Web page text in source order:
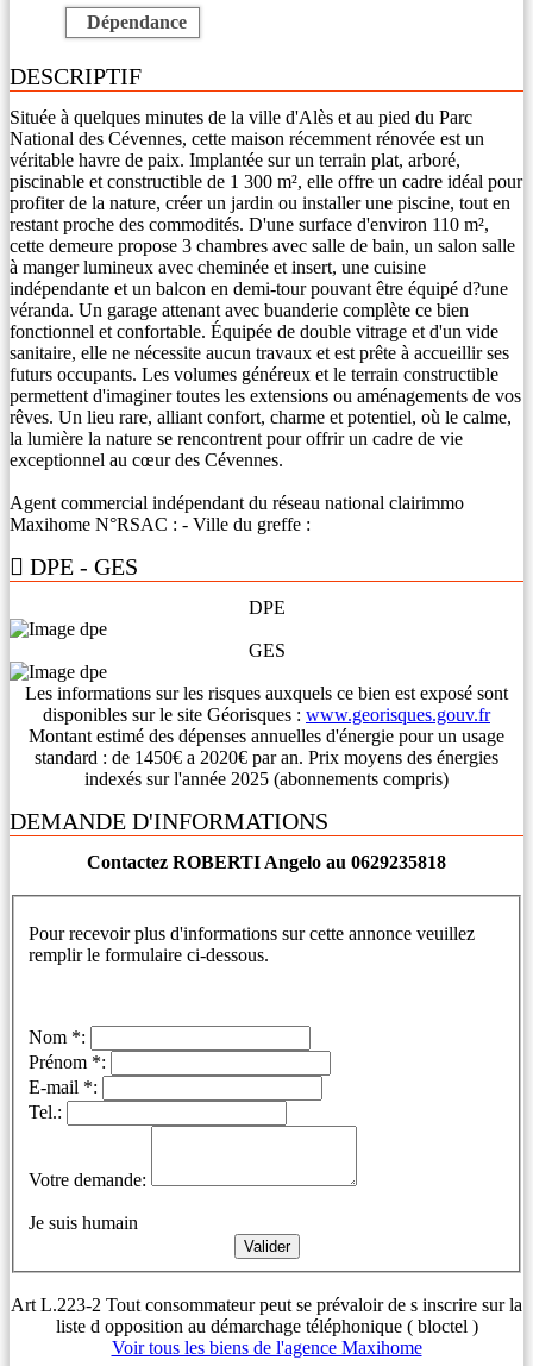
Dépendance
DESCRIPTIF
Située à quelques minutes de la ville d'Alès et au pied du Parc
National des Cévennes, cette maison récemment rénovée est un
véritable havre de paix. Implantée sur un terrain plat, arboré,
piscinable et constructible de 1 300 m², elle offre un cadre idéal pour
profiter de la nature, créer un jardin ou installer une piscine, tout en
restant proche des commodités. D'une surface d'environ 110 m²,
cette demeure propose 3 chambres avec salle de bain, un salon salle
à manger lumineux avec cheminée et insert, une cuisine
indépendante et un balcon en demi-tour pouvant être équipé d?une
véranda. Un garage attenant avec buanderie complète ce bien
fonctionnel et confortable. Équipée de double vitrage et d'un vide
sanitaire, elle ne nécessite aucun travaux et est prête à accueillir ses
futurs occupants. Les volumes généreux et le terrain constructible
permettent d'imaginer toutes les extensions ou aménagements de vos
rêves. Un lieu rare, alliant confort, charme et potentiel, où le calme,
la lumière la nature se rencontrent pour offrir un cadre de vie
exceptionnel au cœur des Cévennes.
Agent commercial indépendant du réseau national clairimmo
Maxihome N°RSAC : - Ville du greffe :
DPE - GES
DPE
GES
Les informations sur les risques auxquels ce bien est exposé sont
disponibles sur le site Géorisques : www.georisques.gouv.fr
Montant estimé des dépenses annuelles d'énergie pour un usage
standard : de 1450€ a 2020€ par an. Prix moyens des énergies
indexés sur l'année 2025 (abonnements compris)
DEMANDE D'INFORMATIONS
Contactez ROBERTI Angelo au 0629235818
Pour recevoir plus d'informations sur cette annonce veuillez
remplir le formulaire ci-dessous.
Nom *:
Prénom *:
E-mail *:
Tel.:
Votre demande:
Je suis humain
Art L.223-2 Tout consommateur peut se prévaloir de s inscrire sur la
liste d opposition au démarchage téléphonique ( bloctel )
Voir tous les biens de l'agence Maxihome